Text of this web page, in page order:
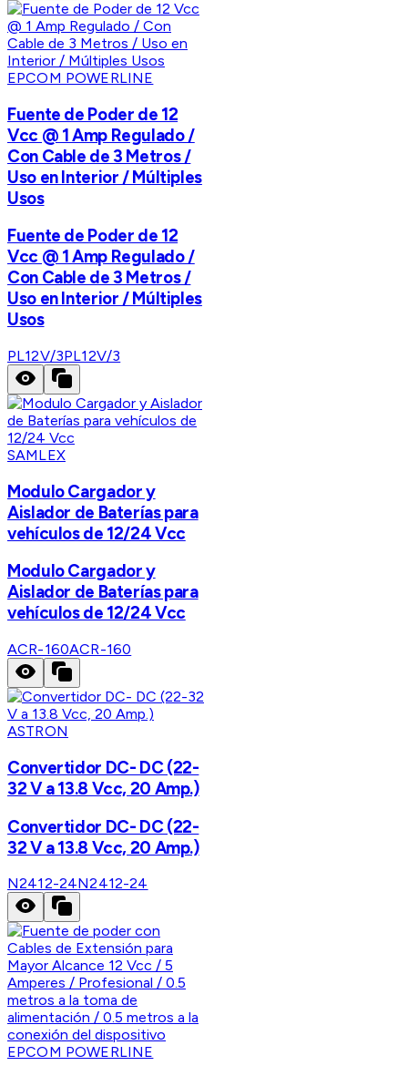
EPCOM POWERLINE
Fuente de Poder de 12
Vcc @ 1 Amp Regulado /
Con Cable de 3 Metros /
Uso en Interior / Múltiples
Usos
Fuente de Poder de 12
Vcc @ 1 Amp Regulado /
Con Cable de 3 Metros /
Uso en Interior / Múltiples
Usos
PL12V/3PL12V/3
SAMLEX
Modulo Cargador y
Aislador de Baterías para
vehículos de 12/24 Vcc
Modulo Cargador y
Aislador de Baterías para
vehículos de 12/24 Vcc
ACR-160ACR-160
ASTRON
Convertidor DC- DC (22-
32 V a 13.8 Vcc, 20 Amp.)
Convertidor DC- DC (22-
32 V a 13.8 Vcc, 20 Amp.)
N2412-24N2412-24
EPCOM POWERLINE